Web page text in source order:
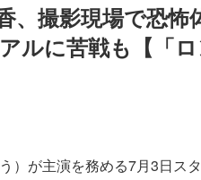
、撮影現場で恐怖
ルに苦戦も【「ロ
）が主演を務める7月3日ス